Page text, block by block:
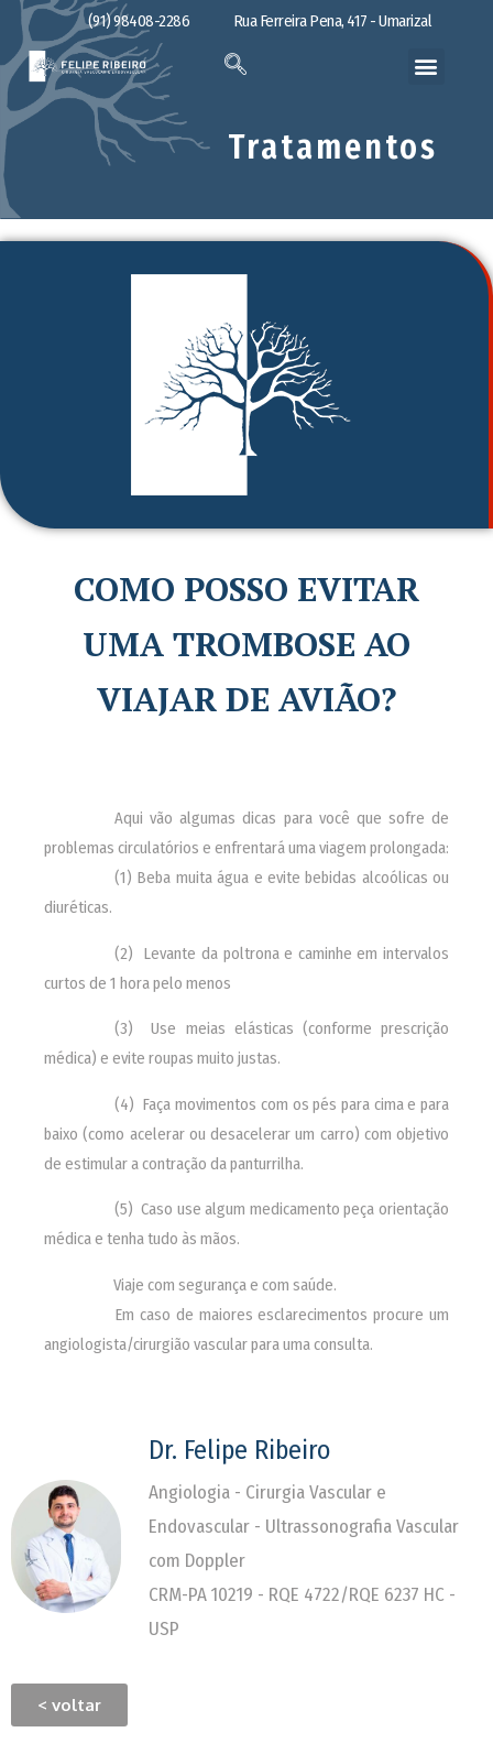
(91) 98408-2286 Rua Ferreira Pena, 417 - Umarizal
Tratamentos
COMO POSSO EVITAR
UMA TROMBOSE AO
VIAJAR DE AVIÃO?
Aqui vão algumas dicas para você que sofre de
problemas circulatórios e enfrentará uma viagem prolongada:
(1) Beba muita água e evite bebidas alcoólicas ou
diuréticas.
(2) Levante da poltrona e caminhe em intervalos
curtos de 1 hora pelo menos
(3) Use meias elásticas (conforme prescrição
médica) e evite roupas muito justas.
(4) Faça movimentos com os pés para cima e para
baixo (como acelerar ou desacelerar um carro) com objetivo
de estimular a contração da panturrilha.
(5) Caso use algum medicamento peça orientação
médica e tenha tudo às mãos.
Viaje com segurança e com saúde.
Em caso de maiores esclarecimentos procure um
angiologista/cirurgião vascular para uma consulta.
Dr. Felipe Ribeiro
Angiologia - Cirurgia Vascular e
Endovascular - Ultrassonografia Vascular
com Doppler
CRM-PA 10219 - RQE 4722/RQE 6237 HC -
USP
< voltar